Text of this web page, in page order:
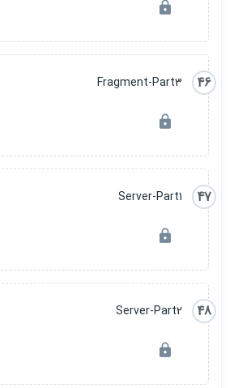
46
Fragment-Part3
47
Server-Part1
48
Server-Part2